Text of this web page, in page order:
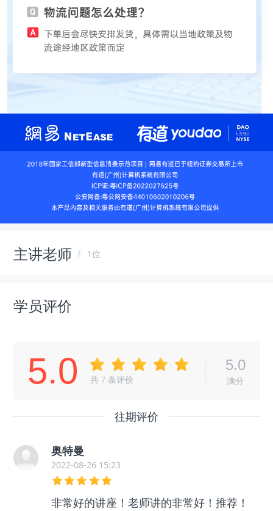
主讲老师 1位
学员评价
5.0 共 7 条评价
5.0
满分
往期评价
奥特曼
2022-08-26 15:23
非常好的讲座！老师讲的非常好！推荐！